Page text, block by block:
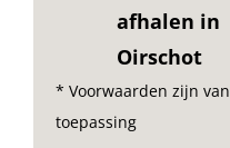
afhalen in
Oirschot
* Voorwaarden zijn van
toepassing